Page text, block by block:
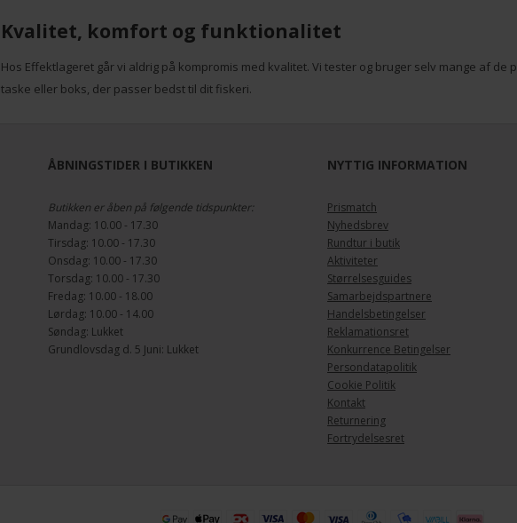
Kvalitet, komfort og funktionalitet
Hos Effektlageret går vi aldrig på kompromis med kvalitet. Vi tester og bruger selv mange af
taske eller boks, der passer bedst til dit fiskeri.
ÅBNINGSTIDER I BUTIKKEN
Butikken er åben på følgende tidspunkter:
Mandag: 10.00 - 17.30
Tirsdag: 10.00 - 17.30
Onsdag: 10.00 - 17.30
Torsdag: 10.00 - 17.30
Fredag: 10.00 - 18.00
Lørdag: 10.00 - 14.00
Søndag: Lukket
Grundlovsdag d. 5 Juni: Lukket
NYTTIG INFORMATION
Prismatch
Nyhedsbrev
Rundtur i butik
Aktiviteter
Størrelsesguides
Samarbejdspartnere
Handelsbetingelser
Reklamationsret
Konkurrence Betingelser
Persondatapolitik
Cookie Politik
Kontakt
Returnering
Fortrydelsesret